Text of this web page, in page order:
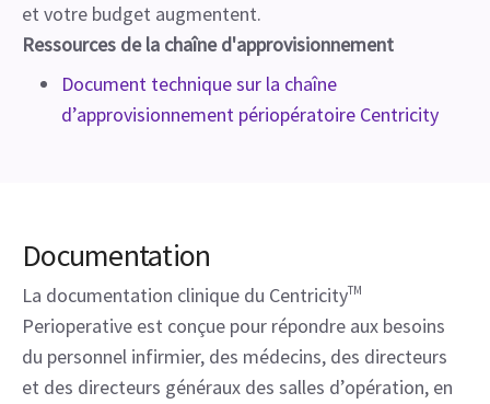
et votre budget augmentent.
Ressources de la chaîne d'approvisionnement
Document technique sur la chaîne
d’approvisionnement périopératoire Centricity
Documentation
La documentation clinique du CentricityTM
Perioperative est conçue pour répondre aux besoins
du personnel infirmier, des médecins, des directeurs
et des directeurs généraux des salles d’opération, en